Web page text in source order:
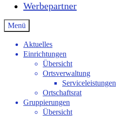
Werbepartner
Menü
Aktuelles
Einrichtungen
Übersicht
Ortsverwaltung
Serviceleistungen
Ortschaftsrat
Gruppierungen
Übersicht